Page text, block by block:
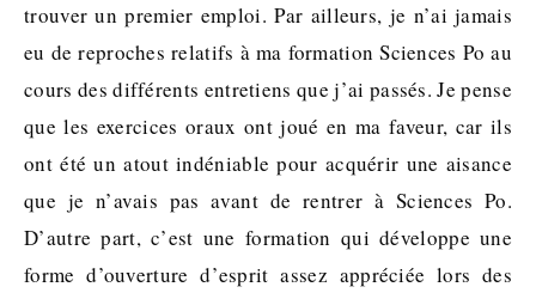
trouver un premier emploi. Par ailleurs, je n’ai jamais
eu de reproches relatifs à ma formation Sciences Po au
cours des différents entretiens que j’ai passés. Je pense
que les exercices oraux ont joué en ma faveur, car ils
ont été un atout indéniable pour acquérir une aisance
que je n’avais pas avant de rentrer à Sciences Po.
D’autre part, c’est une formation qui développe une
forme d’ouverture d’esprit assez appréciée lors des